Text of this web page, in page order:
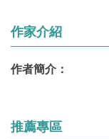
作家介紹
作者簡介：
推薦專區